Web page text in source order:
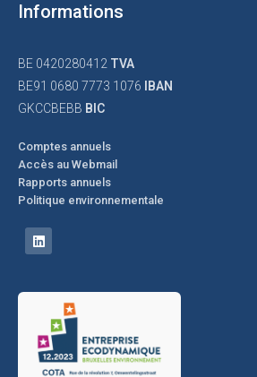
Informations
BE 0420280412 TVA
BE91 0680 7773 1076
IBAN
GKCCBEBB BIC
Comptes annuels
Accès au Webmail
Rapports annuels
Politique environnementale